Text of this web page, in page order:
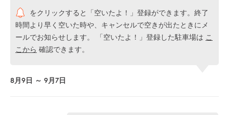
をクリックすると「空いたよ！」登録ができます。終了
時間より早く空いた時や、キャンセルで空きが出たときにメ
ールでお知らせします。 「空いたよ！」登録した駐車場は こ
こから 確認できます。
8月9日 ～ 9月7日